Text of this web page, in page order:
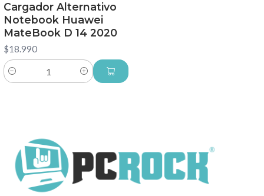
Cargador Alternativo
Notebook Huawei
MateBook D 14 2020
$18.990
Cantidad